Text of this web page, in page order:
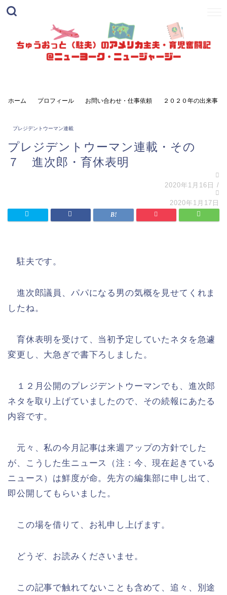
ホーム プロフィール お問い合わせ・仕事依頼 ２０２０年の出来事
プレジデントウーマン連載
プレジデントウーマン連載・その
７ 進次郎・育休表明
2020年1月16日 /
2020年1月17日
駐夫です。
進次郎議員、パパになる男の気概を見せてくれま
したね。
育休表明を受けて、当初予定していたネタを急遽
変更し、大急ぎで書下ろしました。
１２月公開のプレジデントウーマンでも、進次郎
ネタを取り上げていましたので、その続報にあたる
内容です。
元々、私の今月記事は来週アップの方針でした
が、こうした生ニュース（注：今、現在起きている
ニュース）は鮮度が命。先方の編集部に申し出て、
即公開してもらいました。
この場を借りて、お礼申し上げます。
どうぞ、お読みくださいませ。
この記事で触れてないことも含めて、追々、別途